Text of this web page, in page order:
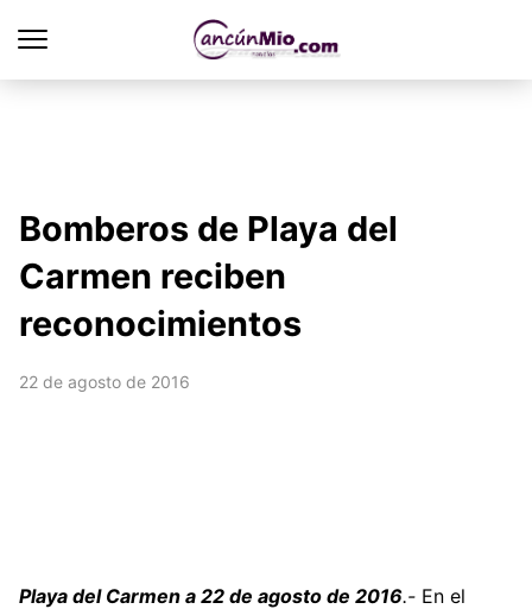
Bomberos de Playa del
Carmen reciben
reconocimientos
22 de agosto de 2016
Playa del Carmen a 22 de agosto de 2016.- En el